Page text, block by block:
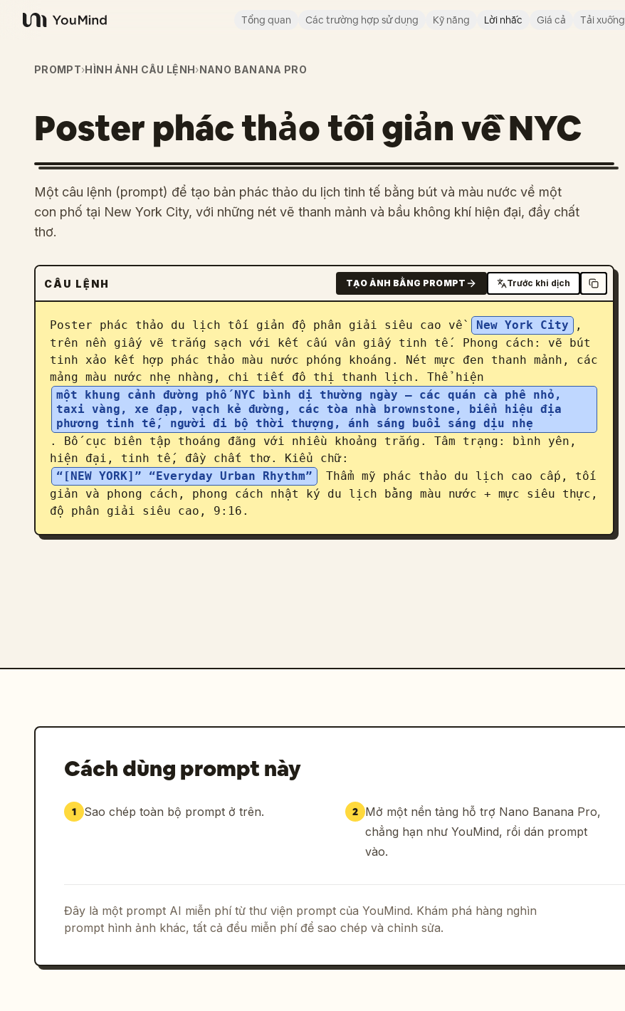
YouMind
Tổng quan Các trường hợp sử dụng Kỹ năng Lời nhắc Giá cả Tải xuống
PROMPT›HÌNH ẢNH CÂU LỆNH›NANO BANANA PRO
Poster phác thảo tối giản về NYC
Một câu lệnh (prompt) để tạo bản phác thảo du lịch tinh tế bằng bút và màu nước về một
con phố tại New York City, với những nét vẽ thanh mảnh và bầu không khí hiện đại, đầy chất
thơ.
CÂU LỆNH TẠO ẢNH BẰNG PROMPT Trước khi dịch
Poster phác thảo du lịch tối giản độ phân giải siêu cao về New York City
,
trên nền giấy vẽ trắng sạch với kết cấu vân giấy tinh tế. Phong cách: vẽ bút
tinh xảo kết hợp phác thảo màu nước phóng khoáng. Nét mực đen thanh mảnh, các
mảng màu nước nhẹ nhàng, chi tiết đô thị thanh lịch. Thể hiện
một khung cảnh đường phố NYC bình dị thường ngày — các quán cà phê nhỏ,
taxi vàng, xe đạp, vạch kẻ đường, các tòa nhà brownstone, biển hiệu địa
phương tinh tế, người đi bộ thời thượng, ánh sáng buổi sáng dịu nhẹ
. Bố cục biên tập thoáng đãng với nhiều khoảng trắng. Tâm trạng: bình yên,
hiện đại, tinh tế, đầy chất thơ. Kiểu chữ:
“[NEW YORK]” “Everyday Urban Rhythm”
Thẩm mỹ phác thảo du lịch cao cấp, tối
giản và phong cách, phong cách nhật ký du lịch bằng màu nước + mực siêu thực,
độ phân giải siêu cao, 9:16.
Cách dùng prompt này
1 Sao chép toàn bộ prompt ở trên. 2 Mở một nền tảng hỗ trợ Nano Banana Pro,
chẳng hạn như YouMind, rồi dán prompt
vào.
Đây là một prompt AI miễn phí từ thư viện prompt của YouMind. Khám phá hàng nghìn
prompt hình ảnh khác, tất cả đều miễn phí để sao chép và chỉnh sửa.